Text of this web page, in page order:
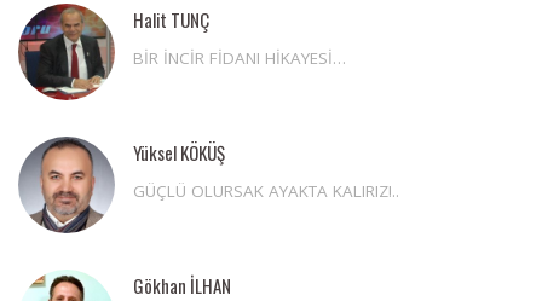
Halit TUNÇ
BİR İNCİR FİDANI HİKAYESİ…
Yüksel KÖKÜŞ
GÜÇLÜ OLURSAK AYAKTA KALIRIZ!..
Gökhan İLHAN